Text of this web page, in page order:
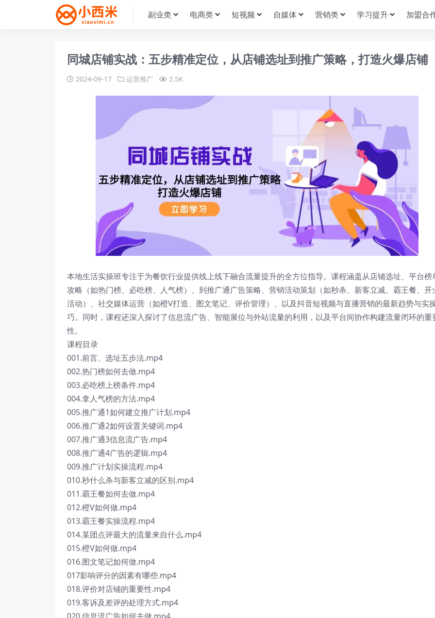
副业类 电商类 短视频 自媒体 营销类 学习提升 加盟合
同城店铺实战：五步精准定位，从店铺选址到推广策略，打造火爆店铺
2024-09-17 运营推广 2.5K
本地生活实操班专注于为餐饮行业提供线上线下融合流量提升的全方位指导。课程涵盖从店铺选址、平台榜
攻略（如热门榜、必吃榜、人气榜）、到推广通广告策略、营销活动策划（如秒杀、新客立减、霸王餐、开
活动）、社交媒体运营（如橙V打造、图文笔记、评价管理）、以及抖音短视频与直播营销的最新趋势与实
巧。同时，课程还深入探讨了信息流广告、智能展位与外站流量的利用，以及平台间协作构建流量闭环的重
性。
课程目录
001.前言、选址五步法.mp4
002.热门榜如何去做.mp4
003.必吃榜上榜条件.mp4
004.拿人气榜的方法.mp4
005.推广通1如何建立推广计划.mp4
006.推广通2如何设置关键词.mp4
007.推广通3信息流广告.mp4
008.推广通4广告的逻辑.mp4
009.推广计划实操流程.mp4
010.秒什么杀与新客立减的区别.mp4
011.霸王餐如何去做.mp4
012.橙V如何做.mp4
013.霸王餐实操流程.mp4
014.某团点评最大的流量来自什么.mp4
015.橙V如何做.mp4
016.图文笔记如何做.mp4
017影响评分的因素有哪些.mp4
018.评价对店铺的重要性.mp4
019.客诉及差评的处理方式.mp4